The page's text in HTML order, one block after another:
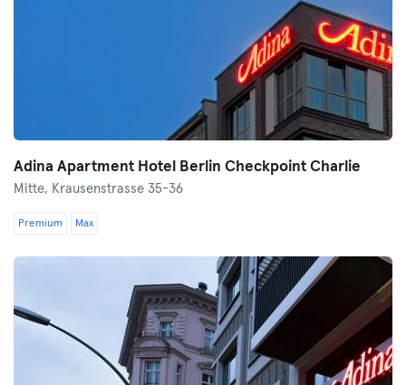
Adina Apartment Hotel Berlin Checkpoint Charlie
Mitte, Krausenstrasse 35-36
Premium Max